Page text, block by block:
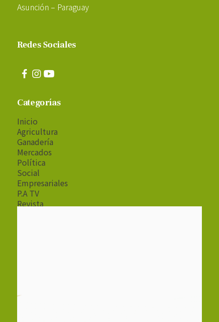
Asunción – Paraguay
Redes Sociales
Categorías
Inicio
Agricultura
Ganadería
Mercados
Política
Social
Empresariales
P.A TV
Revista